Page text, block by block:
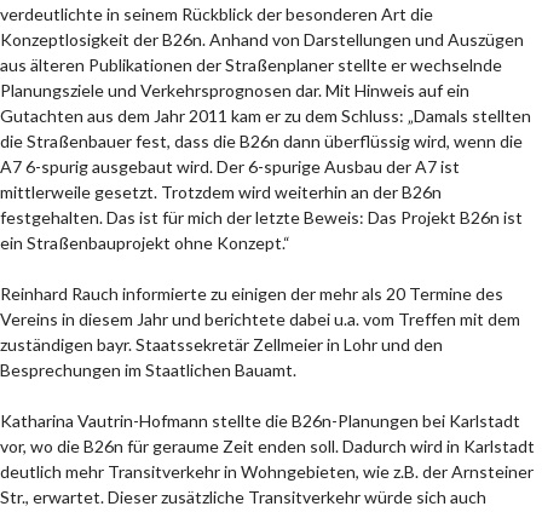
verdeutlichte in seinem Rückblick der besonderen Art die
Konzeptlosigkeit der B26n. Anhand von Darstellungen und Auszügen
aus älteren Publikationen der Straßenplaner stellte er wechselnde
Planungsziele und Verkehrsprognosen dar. Mit Hinweis auf ein
Gutachten aus dem Jahr 2011 kam er zu dem Schluss: „Damals stellten
die Straßenbauer fest, dass die B26n dann überflüssig wird, wenn die
A7 6-spurig ausgebaut wird. Der 6-spurige Ausbau der A7 ist
mittlerweile gesetzt. Trotzdem wird weiterhin an der B26n
festgehalten. Das ist für mich der letzte Beweis: Das Projekt B26n ist
ein Straßenbauprojekt ohne Konzept.“
Reinhard Rauch informierte zu einigen der mehr als 20 Termine des
Vereins in diesem Jahr und berichtete dabei u.a. vom Treffen mit dem
zuständigen bayr. Staatssekretär Zellmeier in Lohr und den
Besprechungen im Staatlichen Bauamt.
Katharina Vautrin-Hofmann stellte die B26n-Planungen bei Karlstadt
vor, wo die B26n für geraume Zeit enden soll. Dadurch wird in Karlstadt
deutlich mehr Transitverkehr in Wohngebieten, wie z.B. der Arnsteiner
Str., erwartet. Dieser zusätzliche Transitverkehr würde sich auch